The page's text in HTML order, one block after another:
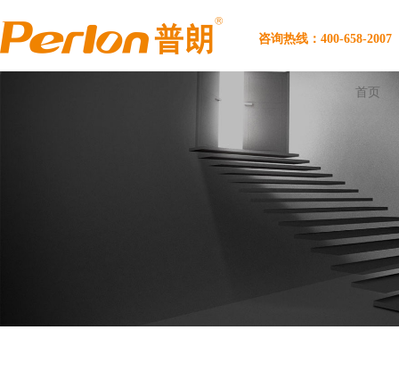
咨询热线：400-658-2007
首页